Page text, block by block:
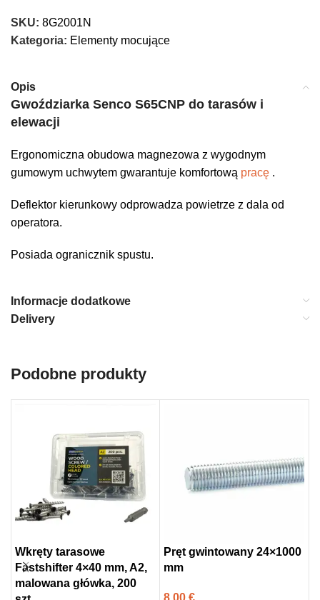
SKU: 8G2001N
Kategoria: Elementy mocujące
Opis
Gwoździarka Senco S65CNP do tarasów i
elewacji
Ergonomiczna obudowa magnezowa z wygodnym
gumowym uchwytem gwarantuje komfortową pracę .
Deflektor kierunkowy odprowadza powietrze z dala od
operatora.
Posiada ogranicznik spustu.
Informacje dodatkowe
Delivery
Podobne produkty
Wkręty tarasowe
Fastshifter 4×40 mm, A2,
malowana główka, 200
Pręt gwintowany 24×1000
mm
8,00 €